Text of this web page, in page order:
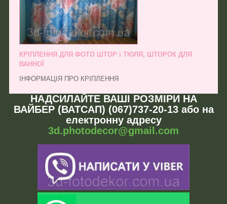
КРІПЛЕННЯ ДЛЯ ФОТО ШТОР і ТЮЛЯ, ШТОРОК ДЛЯ
ВАННОЇ
ІНФОРМАЦІЯ ПРО КРІПЛЕННЯ
НАДСИЛАЙТЕ ВАШІ РОЗМІРИ НА
ВАЙБЕР (ВАТСАП) (067)737-20-13 або на
електронну адресу
3d.photodecor@gmail.com